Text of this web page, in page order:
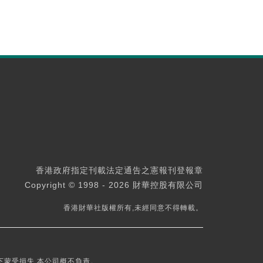
香港政府指定刊載法定通告之憲報刊登報章
Copyright © 1998 - 2026 財華控股有限公司
香港財華社版權所有,未經同意不得轉載。